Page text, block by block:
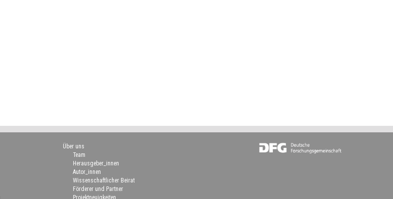
Über uns
Team
Herausgeber_innen
Autor_innen
Wissenschaftlicher Beirat
Förderer und Partner
Projektneuigkeiten